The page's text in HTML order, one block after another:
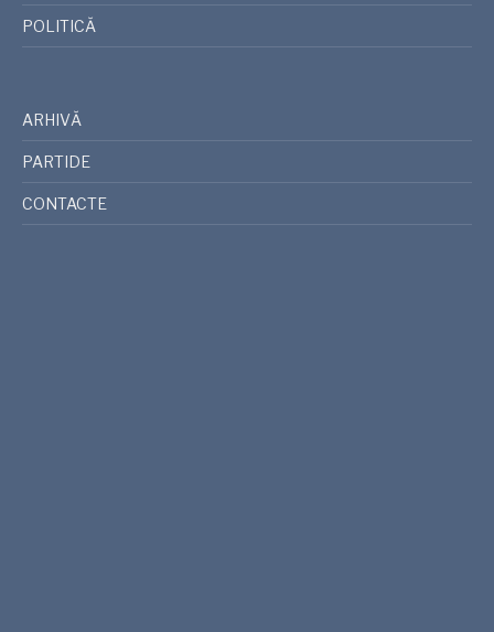
POLITICĂ
ARHIVĂ
PARTIDE
CONTACTE